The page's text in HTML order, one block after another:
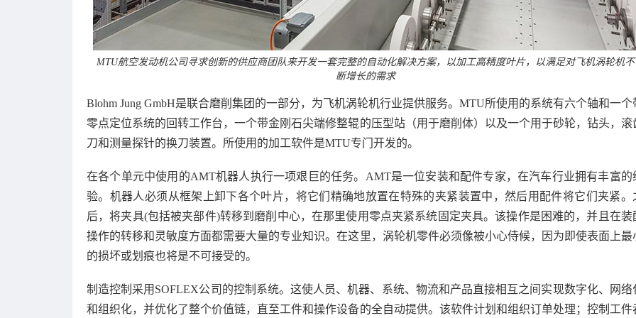
MTU航空发动机公司寻求创新的供应商团队来开发一套完整的自动化解决方案，以加工高精度叶片，以满足对飞机涡轮机不
断增长的需求
Blohm Jung GmbH是联合磨削集团的一部分，为飞机涡轮机行业提供服务。MTU所使用的系统有六个轴和一个
零点定位系统的回转工作台，一个带金刚石尖端修整辊的压型站（用于磨削体）以及一个用于砂轮，钻头，滚
刀和测量探针的换刀装置。所使用的加工软件是MTU专门开发的。
在各个单元中使用的AMT机器人执行一项艰巨的任务。AMT是一位安装和配件专家，在汽车行业拥有丰富的
验。机器人必须从框架上卸下各个叶片，将它们精确地放置在特殊的夹紧装置中，然后用配件将它们夹紧。
后，将夹具(包括被夹部件)转移到磨削中心，在那里使用零点夹紧系统固定夹具。该操作是困难的，并且在装
操作的转移和灵敏度方面都需要大量的专业知识。在这里，涡轮机零件必须像被小心侍候，因为即使表面上最
的损坏或划痕也将是不可接受的。
制造控制采用SOFLEX公司的控制系统。这使人员、机器、系统、物流和产品直接相互之间实现数字化、网络
和组织化，并优化了整个价值链，直至工件和操作设备的全自动提供。该软件计划和组织订单处理；控制工件